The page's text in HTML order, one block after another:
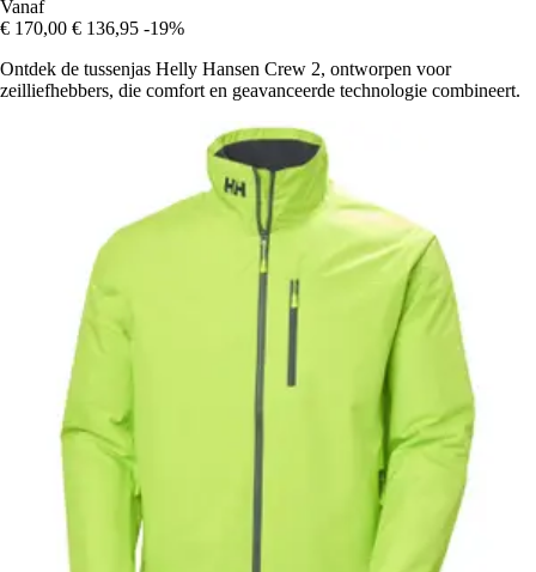
Vanaf
€ 170,00 € 136,95 -19%
Ontdek de tussenjas Helly Hansen Crew 2, ontworpen voor
zeilliefhebbers, die comfort en geavanceerde technologie combineert.